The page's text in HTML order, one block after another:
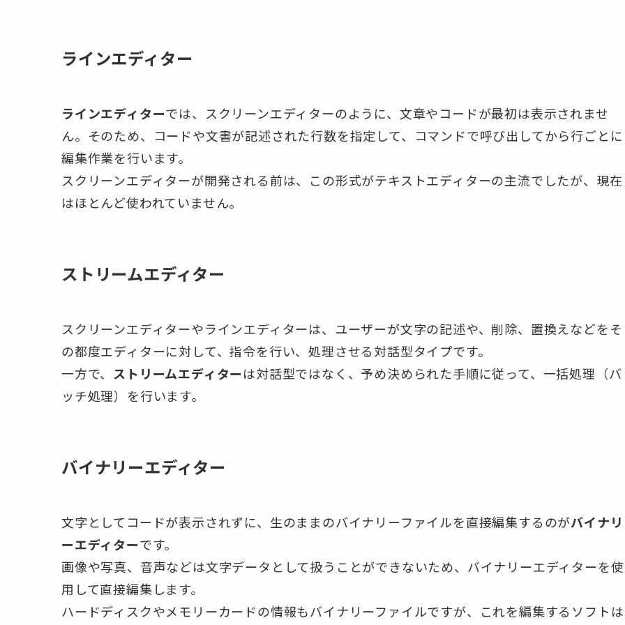
ラインエディター
ラインエディターでは、スクリーンエディターのように、文章やコードが最初は表示されませ
ん。そのため、コードや文書が記述された行数を指定して、コマンドで呼び出してから行ごとに
編集作業を行います。
スクリーンエディターが開発される前は、この形式がテキストエディターの主流でしたが、現在
はほとんど使われていません。
ストリームエディター
スクリーンエディターやラインエディターは、ユーザーが文字の記述や、削除、置換えなどをそ
の都度エディターに対して、指令を行い、処理させる対話型タイプです。
一方で、 ストリームエディターは対話型ではなく、予め決められた手順に従って、一括処理（バ
ッチ処理）を行います。
バイナリーエディター
文字としてコードが表示されずに、生のままのバイナリーファイルを直接編集するのがバイナリ
ーエディターです。
画像や写真、音声などは文字データとして扱うことができないため、バイナリーエディターを使
用して直接編集します。
ハードディスクやメモリーカードの情報もバイナリーファイルですが、これを編集するソフトは